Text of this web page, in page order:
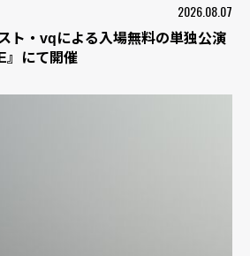
2026.08.07
ト・vqによる入場無料の単独公演
』にて開催